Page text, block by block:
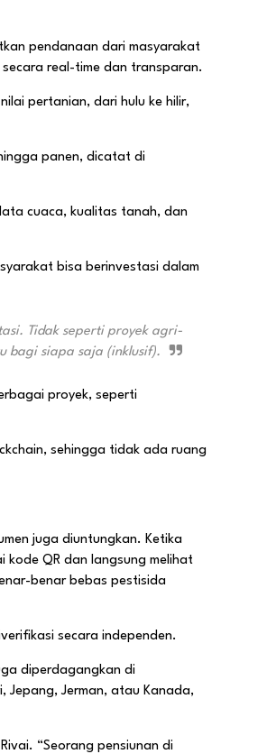
pendanaan dari masyarakat
real-time dan transparan.
pertanian, dari hulu ke hilir,
panen, dicatat di
cuaca, kualitas tanah, dan
bisa berinvestasi dalam
Tidak seperti proyek agri-
bagi siapa saja (inklusif).
proyek, seperti
sehingga tidak ada ruang
juga diuntungkan. Ketika
kode QR dan langsung melihat
benar bebas pestisida
secara independen.
diperdagangkan di
Jepang, Jerman, atau Kanada,
“Seorang pensiunan di